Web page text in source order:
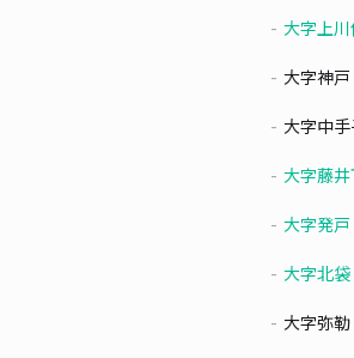
大字上
大字神戸
大字中
大字藤
大字発戸
大字北袋
大字弥勒